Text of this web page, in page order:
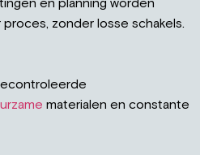
en planning worden
zonder losse schakels.
materialen en constante